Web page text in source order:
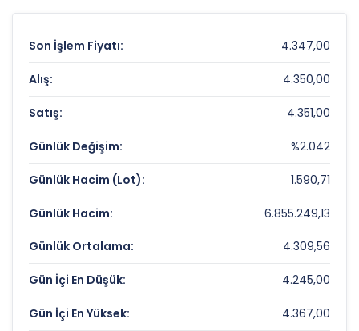
Son İşlem Fiyatı: 4.347,00
Alış: 4.350,00
Satış: 4.351,00
Günlük Değişim: %2.042
Günlük Hacim (Lot): 1.590,71
Günlük Hacim: 6.855.249,13
Günlük Ortalama: 4.309,56
Gün İçi En Düşük: 4.245,00
Gün İçi En Yüksek: 4.367,00